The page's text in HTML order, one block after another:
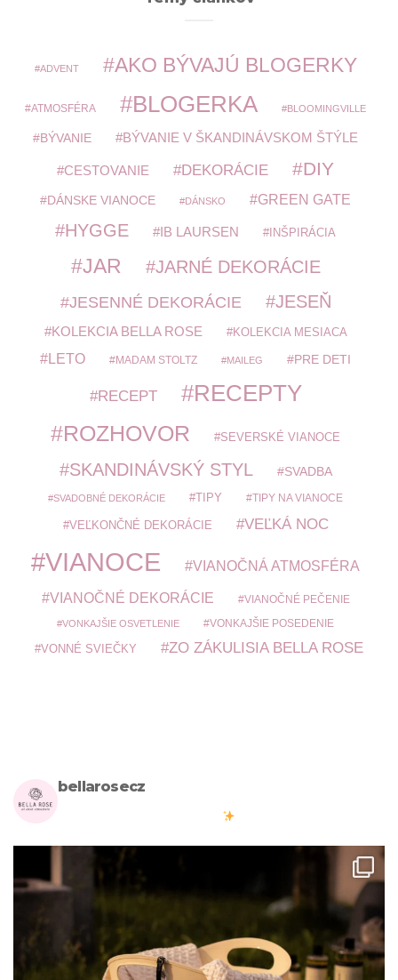
ADVENT AKO BÝVAJÚ BLOGERKY
ATMOSFÉRA BLOGERKA BLOOMINGVILLE
BÝVANIE BÝVANIE V ŠKANDINÁVSKOM ŠTÝLE
CESTOVANIE DEKORÁCIE DIY
DÁNSKE VIANOCE DÁNSKO GREEN GATE
HYGGE IB LAURSEN INŠPIRÁCIA
JAR JARNÉ DEKORÁCIE
JESENNÉ DEKORÁCIE JESEŇ
KOLEKCIA BELLA ROSE KOLEKCIA MESIACA
LETO MADAM STOLTZ MAILEG PRE DETI
RECEPT
RECEPTY
ROZHOVOR
SEVERSKÉ VIANOCE
SKANDINÁVSKÝ STYL SVADBA
SVADOBNÉ DEKORÁCIE TIPY TIPY NA VIANOCE
VEĽKONČNÉ DEKORÁCIE VEĽKÁ NOC
VIANOCE VIANOČNÁ ATMOSFÉRA
VIANOČNÉ DEKORÁCIE VIANOČNÉ PEČENIE
VONKAJŠIE OSVETLENIE VONKAJŠIE POSEDENIE
VONNÉ SVIEČKY ZO ZÁKULISIA BELLA ROSE
bellarosecz